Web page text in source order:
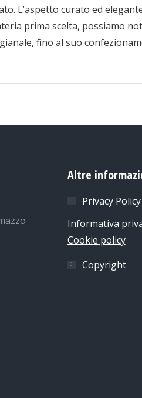
L’aspetto curato ed
prima scelta, possiamo
fino al suo
Altre
Privacy Policy
Informativa
Cookie policy
Copyright